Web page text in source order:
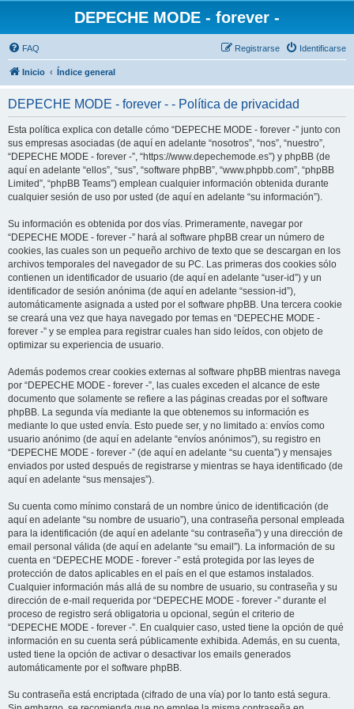
DEPECHE MODE - forever -
FAQ Identificarse
Registrarse
Inicio Índice general
DEPECHE MODE - forever - - Política de privacidad
Esta política explica con detalle cómo “DEPECHE MODE - forever -” junto con
sus empresas asociadas (de aquí en adelante “nosotros”, “nos”, “nuestro”,
“DEPECHE MODE - forever -”, “https://www.depechemode.es”) y phpBB (de
aquí en adelante “ellos”, “sus”, “software phpBB”, “www.phpbb.com”, “phpBB
Limited”, “phpBB Teams”) emplean cualquier información obtenida durante
cualquier sesión de uso por usted (de aquí en adelante “su información”).
Su información es obtenida por dos vías. Primeramente, navegar por
“DEPECHE MODE - forever -” hará al software phpBB crear un número de
cookies, las cuales son un pequeño archivo de texto que se descargan en los
archivos temporales del navegador de su PC. Las primeras dos cookies sólo
contienen un identificador de usuario (de aquí en adelante “user-id”) y un
identificador de sesión anónima (de aquí en adelante “session-id”),
automáticamente asignada a usted por el software phpBB. Una tercera cookie
se creará una vez que haya navegado por temas en “DEPECHE MODE -
forever -” y se emplea para registrar cuales han sido leídos, con objeto de
optimizar su experiencia de usuario.
Además podemos crear cookies externas al software phpBB mientras navega
por “DEPECHE MODE - forever -”, las cuales exceden el alcance de este
documento que solamente se refiere a las páginas creadas por el software
phpBB. La segunda vía mediante la que obtenemos su información es
mediante lo que usted envía. Esto puede ser, y no limitado a: envíos como
usuario anónimo (de aquí en adelante “envíos anónimos”), su registro en
“DEPECHE MODE - forever -” (de aquí en adelante “su cuenta”) y mensajes
enviados por usted después de registrarse y mientras se haya identificado (de
aquí en adelante “sus mensajes”).
Su cuenta como mínimo constará de un nombre único de identificación (de
aquí en adelante “su nombre de usuario”), una contraseña personal empleada
para la identificación (de aquí en adelante “su contraseña”) y una dirección de
email personal válida (de aquí en adelante “su email”). La información de su
cuenta en “DEPECHE MODE - forever -” está protegida por las leyes de
protección de datos aplicables en el país en el que estamos instalados.
Cualquier información más allá de su nombre de usuario, su contraseña y su
dirección de e-mail requerida por “DEPECHE MODE - forever -” durante el
proceso de registro será obligatoria u opcional, según el criterio de
“DEPECHE MODE - forever -”. En cualquier caso, usted tiene la opción de qué
información en su cuenta será públicamente exhibida. Además, en su cuenta,
usted tiene la opción de activar o desactivar los emails generados
automáticamente por el software phpBB.
Su contraseña está encriptada (cifrado de una vía) por lo tanto está segura.